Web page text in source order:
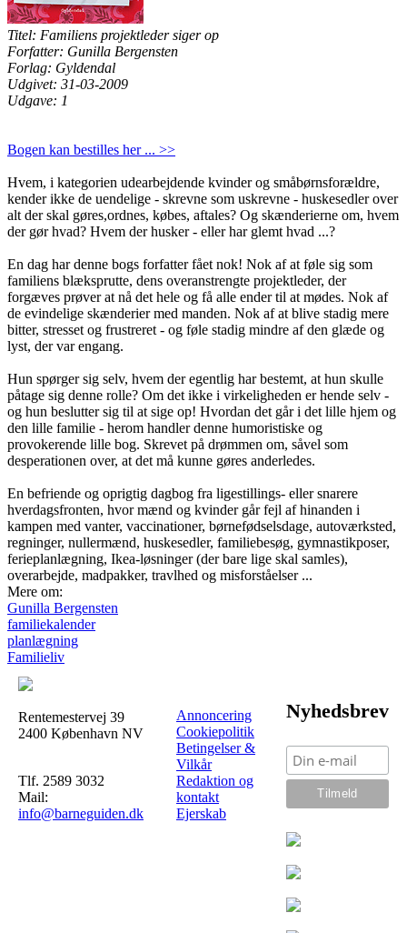
Titel: Familiens projektleder siger op
Forfatter: Gunilla Bergensten
Forlag: Gyldendal
Udgivet: 31-03-2009
Udgave: 1
Bogen kan bestilles her ... >>
Hvem, i kategorien udearbejdende kvinder og småbørnsforældre,
kender ikke de uendelige - skrevne som uskrevne - huskesedler over
alt der skal gøres,ordnes, købes, aftales? Og skænderierne om, hvem
der gør hvad? Hvem der husker - eller har glemt hvad ...?
En dag har denne bogs forfatter fået nok! Nok af at føle sig som
familiens blæksprutte, dens overanstrengte projektleder, der
forgæves prøver at nå det hele og få alle ender til at mødes. Nok af
de evindelige skænderier med manden. Nok af at blive stadig mere
bitter, stresset og frustreret - og føle stadig mindre af den glæde og
lyst, der var engang.
Hun spørger sig selv, hvem der egentlig har bestemt, at hun skulle
påtage sig denne rolle? Om det ikke i virkeligheden er hende selv -
og hun beslutter sig til at sige op! Hvordan det går i det lille hjem og
den lille familie - herom handler denne humoristiske og
provokerende lille bog. Skrevet på drømmen om, såvel som
desperationen over, at det må kunne gøres anderledes.
En befriende og oprigtig dagbog fra ligestillings- eller snarere
hverdagsfronten, hvor mænd og kvinder går fejl af hinanden i
kampen med vanter, vaccinationer, børnefødselsdage, autoværksted,
regninger, nullermænd, huskesedler, familiebesøg, gymnastikposer,
ferieplanlægning, Ikea-løsninger (der bare lige skal samles),
overarbejde, madpakker, travlhed og misforståelser ...
Mere om:
Gunilla Bergensten
familiekalender
planlægning
Familieliv
Rentemestervej 39
2400 København NV
Tlf. 2589 3032
Mail:
info@barneguiden.dk
Annoncering
Cookiepolitik
Betingelser &
Vilkår
Redaktion og
kontakt
Ejerskab
Nyhedsbrev